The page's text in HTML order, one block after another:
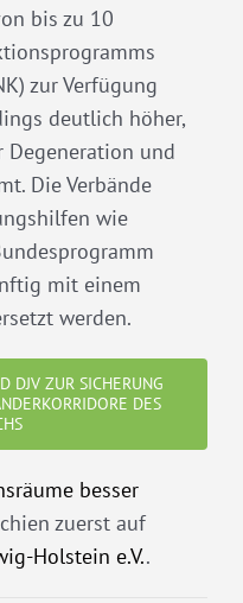
bis zu 10
zur Verfügung
deutlich höher,
Degeneration und
Die Verbände
wie
mit einem
werden.
DJV ZUR SICHERUNG
DES
besser
zuerst auf
Holstein e.V..